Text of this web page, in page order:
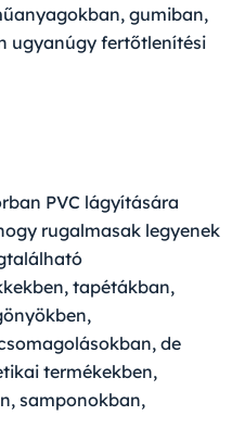
gumiban,
ugyanúgy fertőtlenítési
PVC lágyítására
rugalmasak legyenek
tapétákban,
de
termékekben,
samponokban,